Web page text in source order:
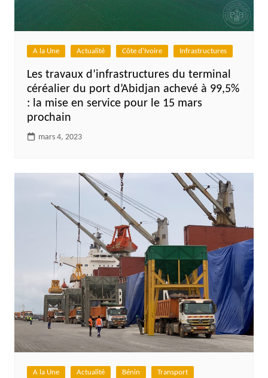
A la Une Actualité Côte d'Ivoire Infrastructures
Les travaux d’infrastructures du terminal
céréalier du port d’Abidjan achevé à 99,5%
: la mise en service pour le 15 mars
prochain
mars 4, 2023
A la Une Actualité Bénin Transport